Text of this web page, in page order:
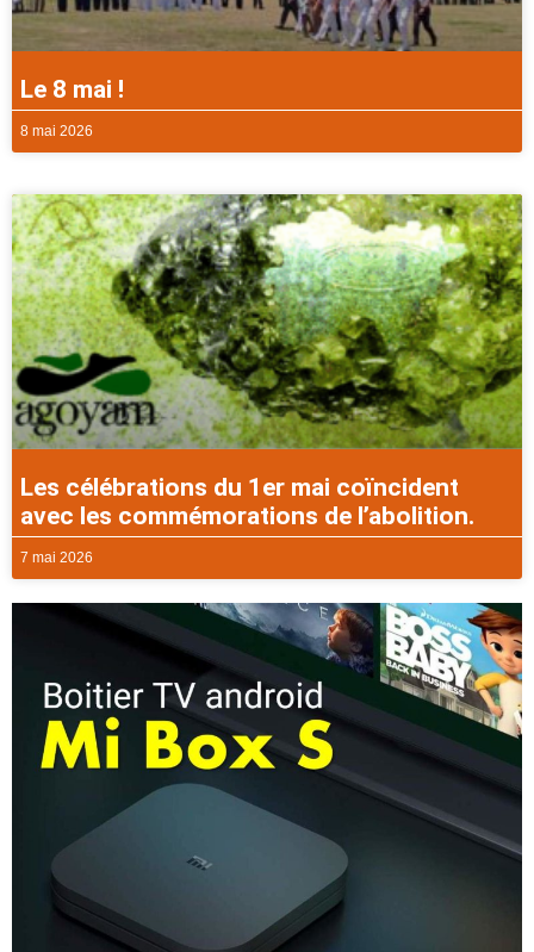
Le 8 mai !
8 mai 2026
Les célébrations du 1er mai coïncident
avec les commémorations de l’abolition.
7 mai 2026